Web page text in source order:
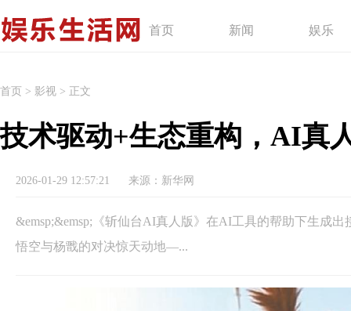
首页 新闻 娱乐
首页 > 影视 > 正文
技术驱动+生态重构，AI真
2026-01-29 12:57:21 来源：新华网
&emsp;&emsp;《斩仙台AI真人版》在AI工具的帮助下生成
悟空与杨戬的对决惊天动地—...